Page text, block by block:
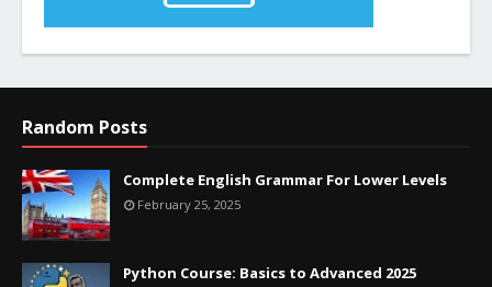
Random Posts
Complete English Grammar For Lower Levels
February 25, 2025
Python Course: Basics to Advanced 2025